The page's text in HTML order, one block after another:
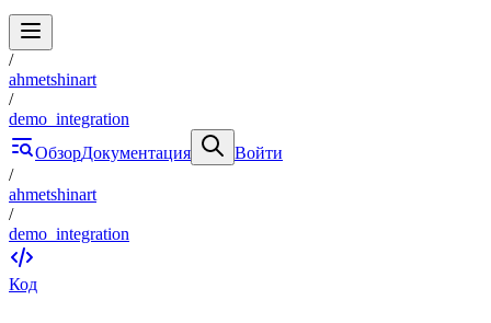
/
ahmetshinart
/
demo_integration
ОбзорДокументация
Войти
/
ahmetshinart
/
demo_integration
Код